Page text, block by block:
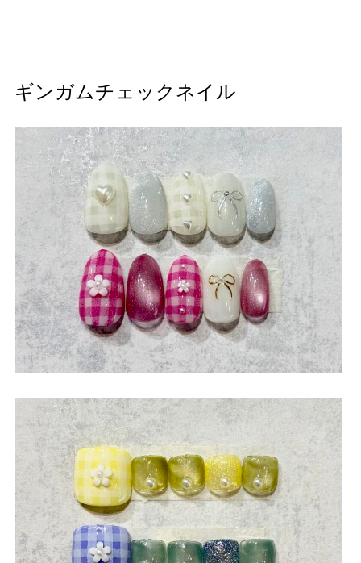
ギンガムチェックネイル